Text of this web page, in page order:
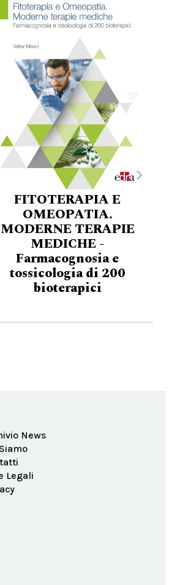
FITOTERAPIA E
OMEOPATIA.
MODERNE TERAPIE
MEDICHE -
Farmacognosia e
tossicologia di 200
bioterapici
News
Legali